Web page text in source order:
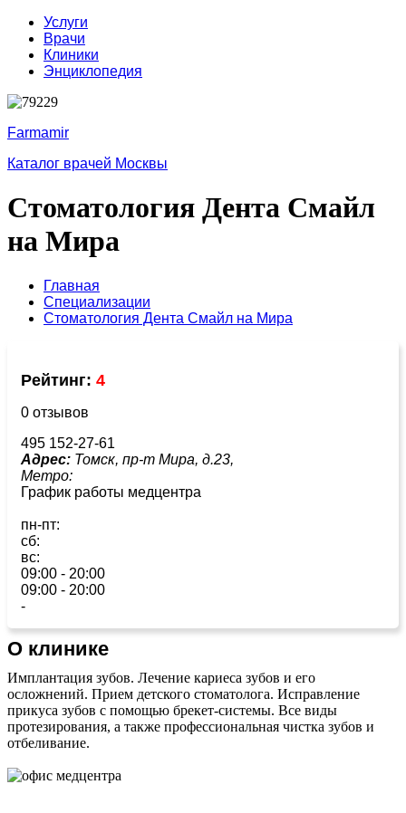
Услуги
Врачи
Клиники
Энциклопедия
Farmamir
Каталог врачей Москвы
Стоматология Дента Смайл
на Мира
Главная
Специализации
Стоматология Дента Смайл на Мира
Рейтинг: 4
0 отзывов
495 152-27-61
Адрес: Томск, пр-т Мира, д.23,
Метро:
График работы медцентра
пн-пт:
сб:
вс:
09:00 - 20:00
09:00 - 20:00
-
О клинике
Имплантация зубов. Лечение кариеса зубов и его
осложнений. Прием детского стоматолога. Исправление
прикуса зубов с помощью брекет-системы. Все виды
протезирования, а также профессиональная чистка зубов и
отбеливание.